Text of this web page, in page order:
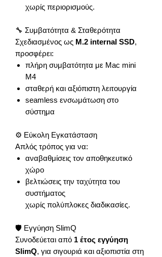
χωρίς περιορισμούς.
🔧 Συμβατότητα & Σταθερότητα
Σχεδιασμένος ως M.2 internal SSD,
προσφέρει:
πλήρη συμβατότητα με Mac mini
M4
σταθερή και αξιόπιστη λειτουργία
seamless ενσωμάτωση στο
σύστημα
⚙️ Εύκολη Εγκατάσταση
Απλός τρόπος για να:
αναβαθμίσεις τον αποθηκευτικό
χώρο
βελτιώσεις την ταχύτητα του
συστήματος
χωρίς πολύπλοκες διαδικασίες.
🛡️ Εγγύηση SlimQ
Συνοδεύεται από 1 έτος εγγύηση
SlimQ, για σιγουριά και αξιοπιστία στη